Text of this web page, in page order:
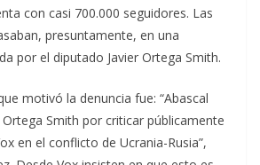
con casi 700.000 seguidores. Las
presuntamente, en una
por el diputado Javier Ortega Smith.
motivó la denuncia fue: “Abascal
Smith por criticar públicamente
en el conflicto de Ucrania-Rusia”,